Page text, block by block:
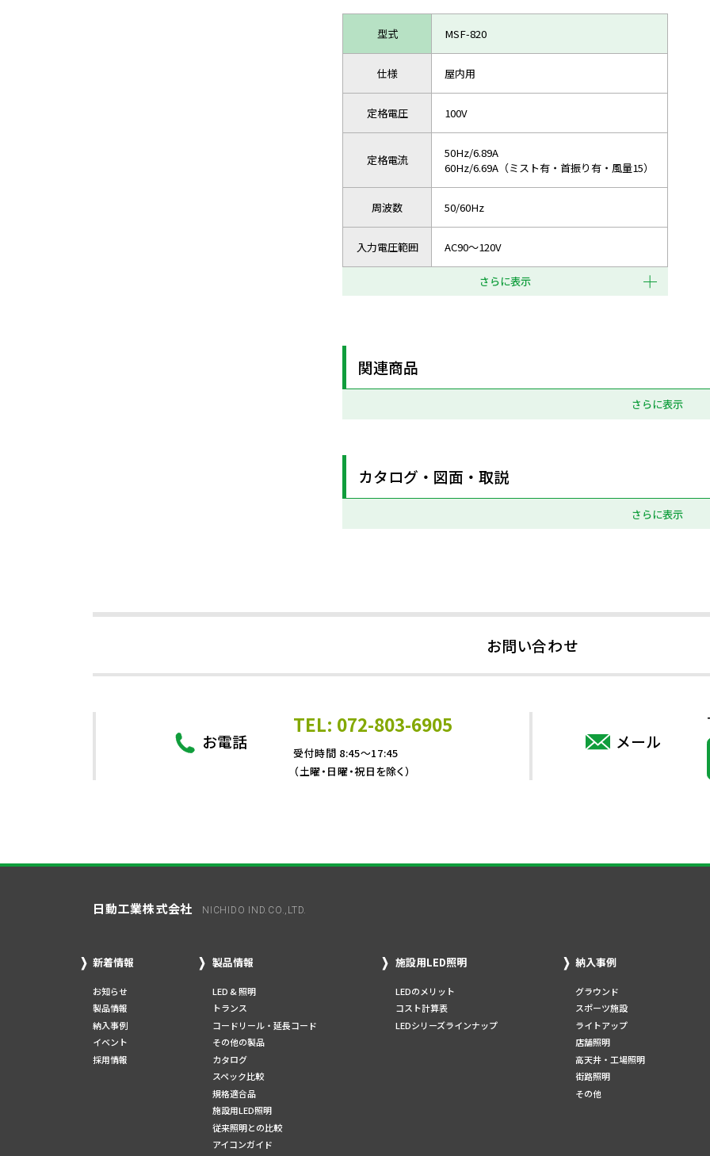
型式 MSF-820
仕様 屋内用
定格電圧 100V
定格電流
50Hz/6.89A
60Hz/6.69A（ミスト有・首振り有・風量15）
周波数 50/60Hz
入力電圧範囲 AC90～120V
さらに表示
関連商品
さらに表示
カタログ・図面・取説
さらに表示
お問い合わせ
お電話
TEL: 072-803-6905
受付時間 8:45～17:45
（土曜・日曜・祝日を除く）
メール
日動工業株式会社 NICHIDO IND.CO.,LTD.
新着情報
お知らせ
製品情報
納入事例
イベント
採用情報
製品情報
LED & 照明
トランス
コードリール・延長コード
その他の製品
カタログ
スペック比較
規格適合品
施設用LED照明
従来照明との比較
アイコンガイド
施設用LED照明
LEDのメリット
コスト計算表
LEDシリーズラインナップ
納入事例
グラウンド
スポーツ施設
ライトアップ
店舗照明
高天井・工場照明
街路照明
その他